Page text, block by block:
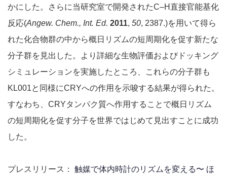
かにした。さらに当研究室で開発されたC–H直接官能基化
反応(Angew. Chem., Int. Ed. 2011, 50, 2387.)を用いて得ら
れた化合物群の中から概日リズムの短周期化を促す新たな
分子群を見出した。より詳細な生物評価およびドッキング
シミュレーションを実施したところ、これらの分子群も
KL001と同様にCRYへの作用を示唆する結果が得られた。
すなわち、CRYタンパク質へ作用することで概日リズム
の短周期化を促す分子を世界ではじめて見出すことに成功
した。
プレスリリース： 触媒で体内時計のリズムを変える〜 ほ